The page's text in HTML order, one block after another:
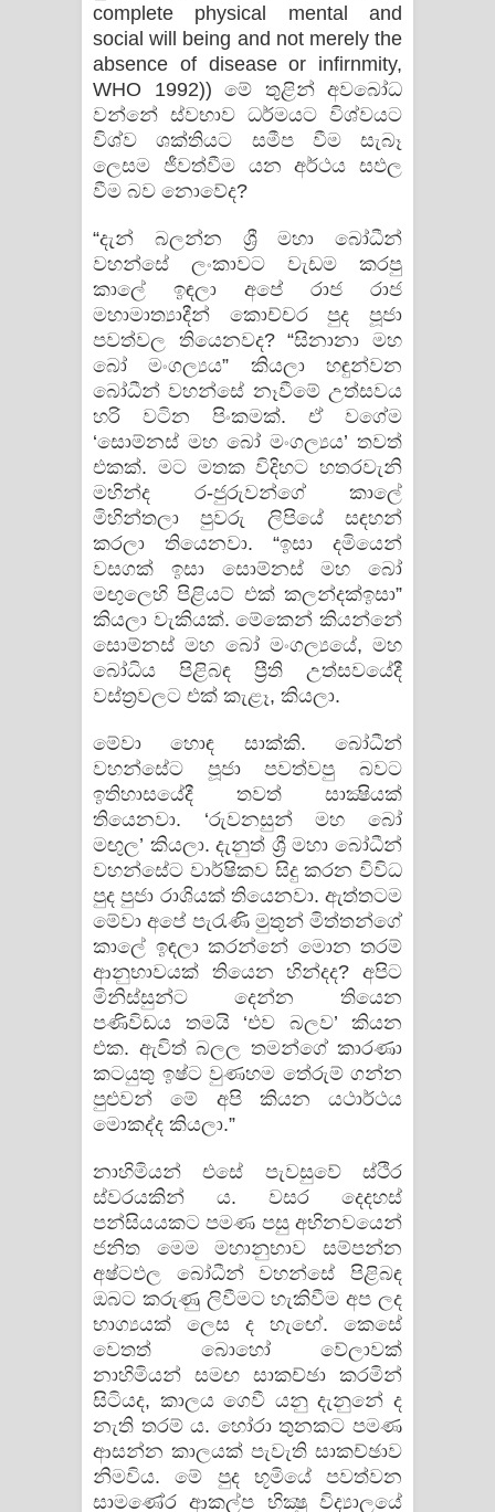
complete physical mental and
social will being and not merely the
absence of disease or infirnmity,
WHO 1992)) මේ තුළින් අවබෝධ
වන්නේ ස්‌වභාව ධර්මයට විශ්වයට
විශ්ව ශක්‌තියට සමීප වීම සැබෑ
ලෙසම ජීවත්වීම යන අර්ථය සඵල
වීම බව නොවේද?
“දැන් බලන්න ශ්‍රී මහා බෝධීන්
වහන්සේ ලංකාවට වැඩම කරපු
කාලේ ඉඳලා අපේ රාජ රාජ
මහාමාත්‍යාදීන් කොච්චර පුද පූජා
පවත්වල තියෙනවද? “සිනානා මහ
බෝ මංගල්‍යය” කියලා හඳුන්වන
බෝධීන් වහන්සේ නෑවීමේ උත්සවය
හරි වටින පිංකමක්‌. ඒ වගේම
‘සොම්නස්‌ මහ බෝ මංගල්‍යය’ තවත්
එකක්‌. මට මතක විදිහට හතරවැනි
මහින්ද ර-ජුරුවන්ගේ කාලේ
මිහින්තලා පුවරු ලිපියේ සඳහන්
කරලා තියෙනවා. “ඉසා දමියෙන්
වසගක්‌ ඉසා සොම්නස්‌ මහ බෝ
මඟුලෙහි පිළියට්‌ එක්‌ කලන්දක්‌ඉසා”
කියලා වැකියක්‌. මේකෙන් කියන්නේ
සොම්නස්‌ මහ බෝ මංගල්‍යයේ, මහ
බෝධිය පිළිබඳ ප්‍රීති උත්සවයේදී
වස්‌ත්‍රවලට එක්‌ කැළෑ, කියලා.
මේවා හොඳ සාක්‌කි. බෝධීන්
වහන්සේට පූජා පවත්වපු බවට
ඉතිහාසයේදී තවත් සාක්‍ෂියක්‌
තියෙනවා. ‘රුවනසුන් මහ බෝ
මඟුල’ කියලා. දැනුත් ශ්‍රී මහා බෝධීන්
වහන්සේට වාර්ෂිකව සිදු කරන විවිධ
පුද පුජා රාශියක්‌ තියෙනවා. ඇත්තටම
මේවා අපේ පැරැණි මුතුන් මිත්තන්ගේ
කාලේ ඉඳලා කරන්නේ මොන තරම්
ආනුභාවයක්‌ තියෙන හින්දද? අපිට
මිනිස්‌සුන්ට දෙන්න තියෙන
පණිවිඩය තමයි ‘එව බලව’ කියන
එක. ඇවිත් බලල තමන්ගේ කාරණා
කටයුතු ඉෂ්ට වුණහම තේරුම් ගන්න
පුළුවන් මේ අපි කියන යථාර්ථය
මොකද්ද කියලා.”
නාහිමියන් එසේ පැවසුවේ ස්‌ථිර
ස්‌වරයකින් ය. වසර දෙදහස්‌
පන්සියයකට පමණ පසු අභිනවයෙන්
ජනිත මෙම මහානුභාව සම්පන්න
අෂ්ටඵල බෝධීන් වහන්සේ පිළිබඳ
ඔබට කරුණු ලිවීමට හැකිවීම අප ලද
භාග්‍යයක්‌ ලෙස ද හැඟේ. කෙසේ
වෙතත් බොහෝ වේලාවක්‌
නාහිමියන් සමඟ සාකච්ඡා කරමින්
සිටියද, කාලය ගෙවී යනු දැනුනේ ද
නැති තරම් ය. හෝරා තුනකට පමණ
ආසන්න කාලයක්‌ පැවැති සාකච්ඡාව
නිමවිය. මේ පුද භූමියේ පවත්වන
සාමණේර ආකල්ප භික්‍ෂු විද්‍යාලයේ